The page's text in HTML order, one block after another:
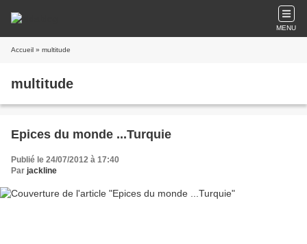
MENU
Accueil » multitude
multitude
Epices du monde ...Turquie
Publié le 24/07/2012 à 17:40
Par jackline